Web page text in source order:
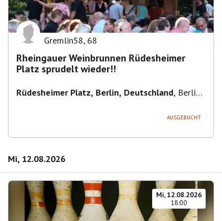
Gremlin58, 68
Rheingauer Weinbrunnen Rüdesheimer
Platz sprudelt wieder!!
Rüdesheimer Platz, Berlin, Deutschland, Berlin-
AUSGEBUCHT
Mi, 12.08.2026
Mi, 12.08.2026
18:00